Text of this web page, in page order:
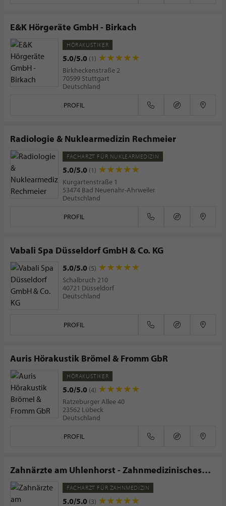
E&K Hörgeräte GmbH - Birkach
HÖRAKUSTIKER
5.0/5.0 (1)
Birkheckenstraße 2
70599 Stuttgart
Deutschland
PROFIL
Radiologie & Nuklearmedizin Rechmeier
FACHARZT FÜR NUKLEARMEDIZIN
5.0/5.0 (1)
Kurgartenstraße 1
53474 Bad Neuenahr-Ahrweiler
Deutschland
PROFIL
Vabali Spa Düsseldorf GmbH & Co. KG
5.0/5.0 (5)
Schalbruch 210
40721 Düsseldorf
Deutschland
PROFIL
Auris Hörakustik Brömel & Fromm GbR
HÖRAKUSTIKER
5.0/5.0 (4)
Ratzeburger Allee 40
23562 Lübeck
Deutschland
PROFIL
Zahnärzte am Uhlenhorst - Zahnmedizinisches
VersorgungszentrumFACHARZT FÜR ZAHNMEDIZIN
5.0/5.0 (3)